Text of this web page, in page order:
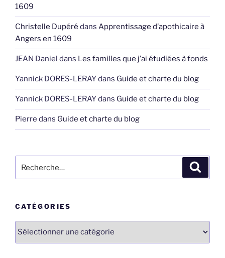
1609
Christelle Dupéré dans Apprentissage d’apothicaire à
Angers en 1609
JEAN Daniel dans Les familles que j’ai étudiées à fonds
Yannick DORES-LERAYdans Guide et charte du blog
Yannick DORES-LERAYdans Guide et charte du blog
Pierre dans Guide et charte du blog
pour
CATÉGORIES